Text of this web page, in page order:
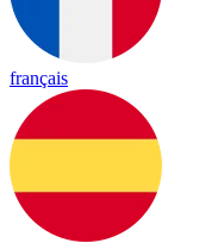
français